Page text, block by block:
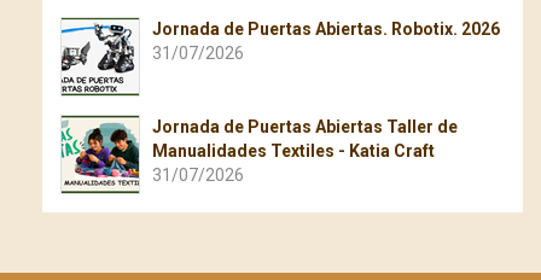
Jornada de Puertas Abiertas. Robotix. 2026
31/07/2026
Jornada de Puertas Abiertas Taller de
Manualidades Textiles - Katia Craft
31/07/2026